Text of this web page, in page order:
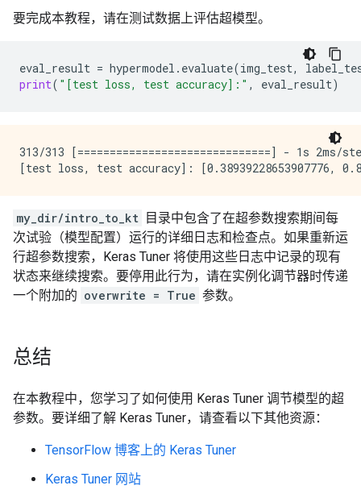
Epoch 21/50
1500/1500 [==============================] -
Epoch 23/50
1500/1500 [==============================] -
Epoch 25/50
1500/1500 [==============================] -
Epoch 27/50
1500/1500 [==============================] -
Epoch 28/50
1500/1500 [==============================] -
Epoch 29/50
1500/1500 [==============================] -
Epoch 31/50
1500/1500 [==============================] -
1500/1500 [==============================] -
Epoch 33/50
1500/1500 [==============================] -
Epoch 34/50
1500/1500 [==============================] -
Epoch 35/50
1500/1500 [==============================] -
1500/1500 [==============================] -
Epoch 10/22
1500/1500 [==============================] -
1500/1500 [==============================] -
Epoch 13/22
1500/1500 [==============================] -
Epoch 15/22
1500/1500 [==============================] -
Epoch 16/22
1500/1500 [==============================] -
Epoch 17/22
1500/1500 [==============================] -
Epoch 19/22
Epoch 20/22
1500/1500 [==============================] -
Epoch 21/22
1500/1500 [==============================] -
Epoch 22/22
1500/1500 [==============================] -
要完成本教程，请在测试数据上评估超模型。
eval_result = hypermodel . evaluate(img_test,
print( "[test loss, test accuracy]:" , eval_result)
313/313 [==============================] - 1s
my_dir/intro_to_kt 目录中包含了在超参数搜索期间每
次试验（模型配置）运行的详细日志和检查点。如果重新运
行超参数搜索，Keras Tuner 将使用这些日志中记录的现有
状态来继续搜索。要停用此行为，请在实例化调节器时传递
一个附加的 overwrite = True 参数。
总结
在本教程中，您学习了如何使用 Keras Tuner 调节模型的超
参数。要详细了解 Keras Tuner，请查看以下其他资源：
TensorFlow 博客上的 Keras Tuner
Keras Tuner 网站